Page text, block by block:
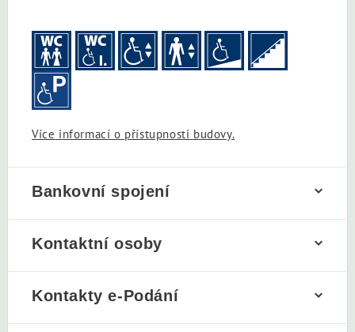
Více informací o přístupnosti budovy.
Bankovní spojení
Kontaktní osoby
Kontakty e-Podání